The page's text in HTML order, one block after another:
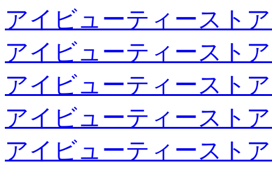
アイビューティースト
アイビューティースト
アイビューティースト
アイビューティースト
アイビューティースト